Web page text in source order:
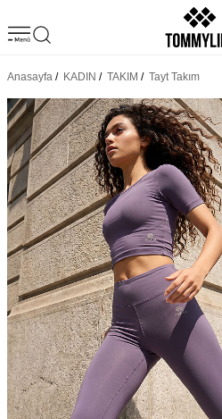
Anasayfa / KADIN / TAKIM / Tayt Takım